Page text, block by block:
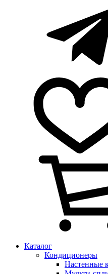
Каталог
Кондиционеры
Настенные